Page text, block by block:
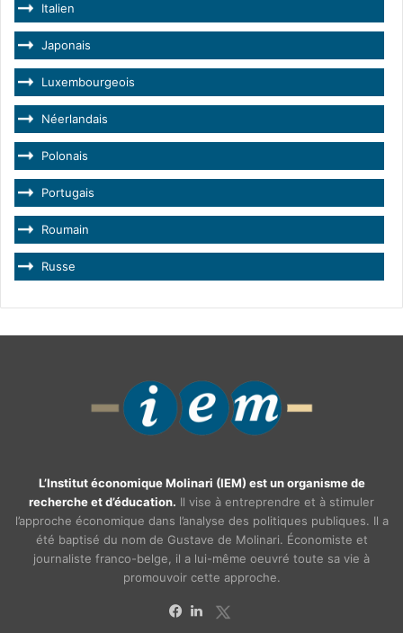
Italien
Japonais
Luxembourgeois
Néerlandais
Polonais
Portugais
Roumain
Russe
L’Institut économique Molinari (IEM) est un organisme de
recherche et d’éducation. Il vise à entreprendre et à stimuler
l’approche économique dans l’analyse des politiques publiques. Il a
été baptisé du nom de Gustave de Molinari. Économiste et
journaliste franco-belge, il a lui-même oeuvré toute sa vie à
promouvoir cette approche.